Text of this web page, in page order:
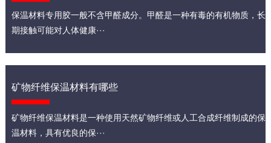
保温材料专用胶一般不含甲醛成分。甲醛是一种有毒的有机物质，长
期接触可能对人体健康···
矿物纤维保温材料有哪些
矿物纤维保温材料是一种使用天然矿物纤维或人工合成纤维制成的保
温材料，具有优良的保···